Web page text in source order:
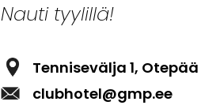
Nauti tyylillä!
Tennisevälja 1, Otepää
clubhotel@gmp.ee